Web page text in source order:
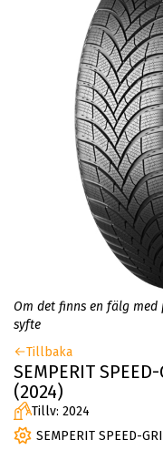
Om det finns en fälg
syfte
Tillbaka
SEMPERIT
(2024)
Tillv: 2024
SEMPERIT SPEED-